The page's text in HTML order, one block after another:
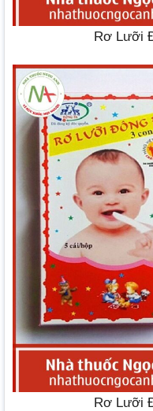
Rơ Lưỡi
Rơ Lưỡi